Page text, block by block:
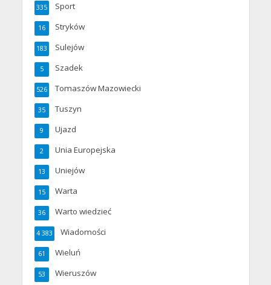
Sport
335
Stryków
16
Sulejów
183
Szadek
5
Tomaszów Mazowiecki
526
Tuszyn
35
Ujazd
9
Unia Europejska
2
Uniejów
13
Warta
15
Warto wiedzieć
36
Wiadomości
4 383
Wieluń
61
Wieruszów
53